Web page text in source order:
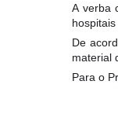
A verba
hospitais
De
material
Para o